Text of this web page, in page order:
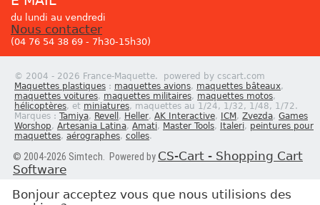
du lundi au vendredi
Nous contacter
(04 76 54 38 69 - 7h30-15h30)
© 2004 - 2026 France-Maquette. powered by cscart.com
Maquettes plastiques : maquettes avions, maquettes bâteaux,
maquettes voitures, maquettes militaires, maquettes motos,
hélicoptères, et miniatures, maquettes au 1/24, 1/32, 1/48, 1/72.
Marques : Tamiya, Revell , Heller, AK Interactive, ICM , Zvezda, Games
Worshop, Artesania Latina, Amati, Master Tools, Italeri, peintures pour
maquettes, aérographes, colles.
© 2004-2026 Simtech. Powered by CS-Cart - Shopping Cart
Software
Bonjour acceptez vous que nous utilisions des